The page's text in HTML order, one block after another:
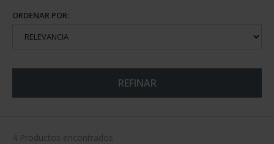
ORDENAR POR:
REFINAR
4 Productos encontrados